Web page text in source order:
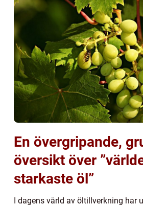
En övergripande,
översikt över
starkaste öl”
I dagens värld av öltillverkning har